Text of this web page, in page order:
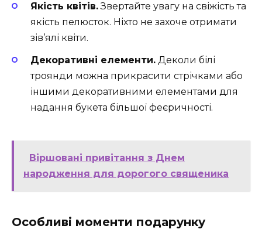
Якість квітів.Звертайте увагу на свіжість та
якість пелюсток. Ніхто не захоче отримати
зів’ялі квіти.
Декоративні елементи. Деколи білі
троянди можна прикрасити стрічками або
іншими декоративними елементами для
надання букета більшої феєричності.
Віршовані привітання з Днем
народження для дорогого священика
Особливі моменти подарунку